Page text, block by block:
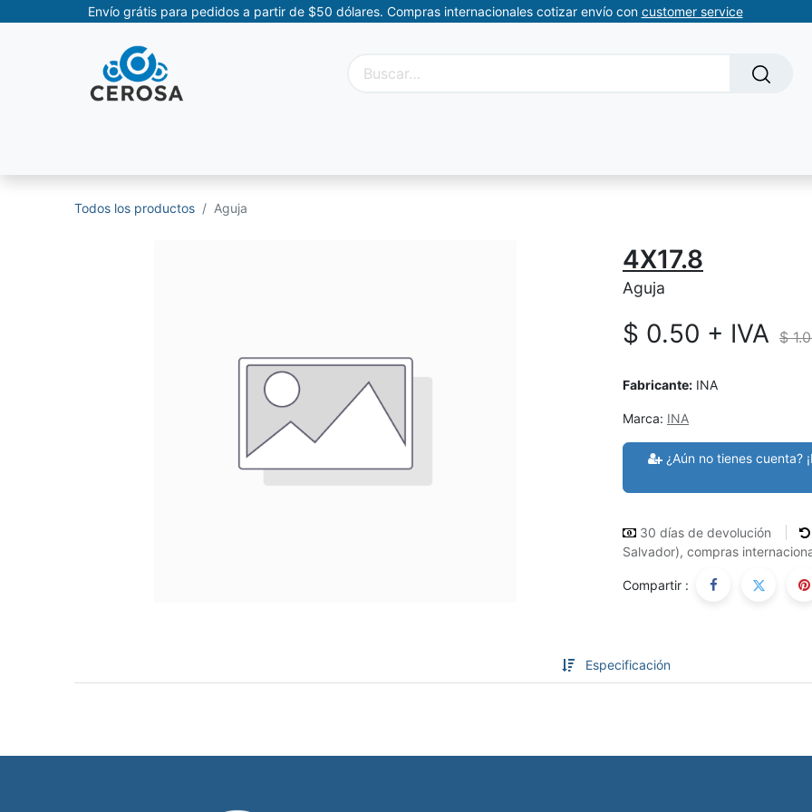
Envío grátis para pedidos a partir de $50 dólares. Compras internacionales cotizar envío con customer service
Todos los productos Aguja
4X17.8
Aguja
$ 0.50 + IVA $
Fabricante: INA
Marca: INA
¿Aún no tienes cuenta?
30 días de devolución
Salvador), compras
Compartir :
Especificación